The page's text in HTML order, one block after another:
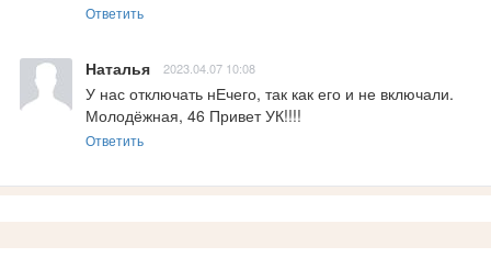
Ответить
Наталья 2023.04.07 10:08
У нас отключать нЕчего, так как его и не включали.
Молодёжная, 46 Привет УК!!!!
Ответить